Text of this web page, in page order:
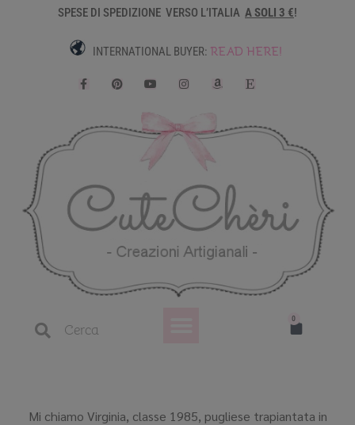
SPESE DI SPEDIZIONE VERSO L’ITALIA A SOLI 3 €!
INTERNATIONAL BUYER: READ HERE!
0
Mi chiamo Virginia, classe 1985, pugliese trapiantata in